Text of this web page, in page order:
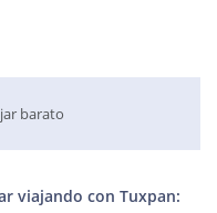
barato
viajando con Tuxpan: